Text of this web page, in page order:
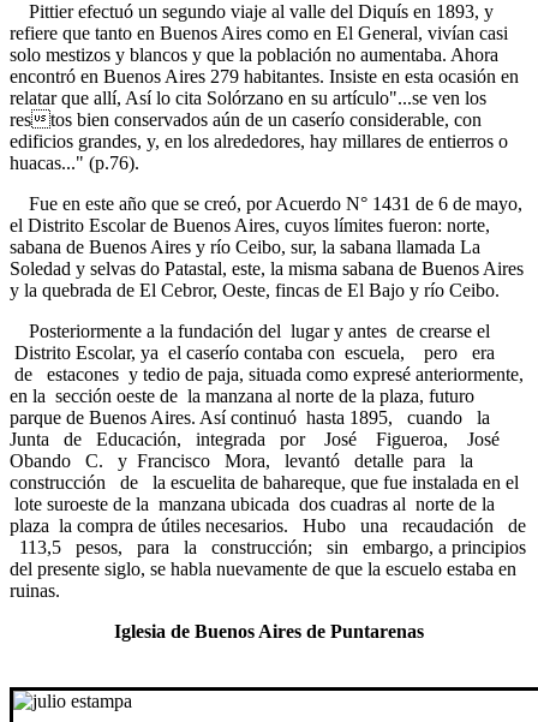
Pittier efectuó un segundo viaje al valle del Diquís en 1893, y
refiere que tanto en Buenos Aires como en El General, vivían casi
solo mestizos y blancos y que la población no aumentaba. Ahora
encontró en Buenos Aires 279 habitantes. Insiste en esta ocasión en
relatar que allí, Así lo cita Solórzano en su artículo"...se ven los
restos bien conservados aún de un caserío considerable, con
edificios grandes, y, en los alrededores, hay millares de entierros o
huacas..." (p.76).
Fue en este año que se creó, por Acuerdo N° 1431 de 6 de mayo,
el Distrito Escolar de Buenos Aires, cuyos límites fueron: norte,
sabana de Buenos Aires y río Ceibo, sur, la sabana llamada La
Soledad y selvas do Patastal, este, la misma sabana de Buenos Aires
y la quebrada de El Cebror, Oeste, fincas de El Bajo y río Ceibo.
Posteriormente a la fundación del lugar y antes de crearse el
Distrito Escolar, ya el caserío contaba con escuela, pero era
de estacones y tedio de paja, situada como expresé anteriormente,
en la sección oeste de la manzana al norte de la plaza, futuro
parque de Buenos Aires. Así continuó hasta 1895, cuando la
Junta de Educación, integrada por José Figueroa, José
Obando C. y Francisco Mora, levantó detalle para la
construcción de la escuelita de bahareque, que fue instalada en el
lote suroeste de la manzana ubicada dos cuadras al norte de la
plaza la compra de útiles necesarios. Hubo una recaudación de
113,5 pesos, para la construcción; sin embargo, a principios
del presente siglo, se habla nuevamente de que la escuelo estaba en
ruinas.
Iglesia de Buenos Aires de Puntarenas